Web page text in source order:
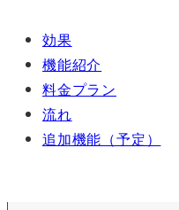
効果
機能紹介
料金プラン
流れ
追加機能（予定）